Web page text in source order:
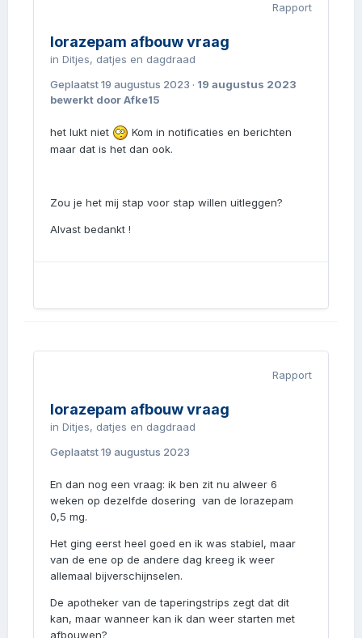
Rapport
lorazepam afbouw vraag
in Ditjes, datjes en dagdraad
Geplaatst19 augustus 2023 · 19 augustus 2023
bewerkt door Afke15
het lukt niet
Kom in notificaties en berichten
maar dat is het dan ook.
Zou je het mij stap voor stap willen uitleggen?
Alvast bedankt !
Rapport
lorazepam afbouw vraag
in Ditjes, datjes en dagdraad
Geplaatst19 augustus 2023
En dan nog een vraag: ik ben zit nu alweer 6
weken op dezelfde dosering van de lorazepam
0,5 mg.
Het ging eerst heel goed en ik was stabiel, maar
van de ene op de andere dag kreeg ik weer
allemaal bijverschijnselen.
De apotheker van de taperingstrips zegt dat dit
kan, maar wanneer kan ik dan weer starten met
afbouwen?